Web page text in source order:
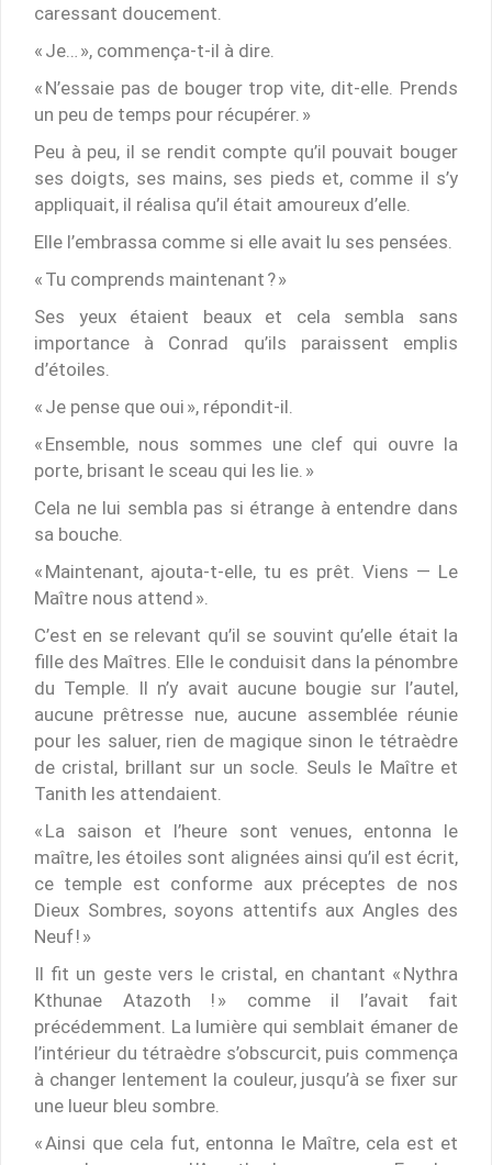
caressant doucement.
« Je… », commença-t-il à dire.
« N’essaie pas de bouger trop vite, dit-elle. Prends
un peu de temps pour récupérer. »
Peu à peu, il se rendit compte qu’il pouvait bouger
ses doigts, ses mains, ses pieds et, comme il s’y
appliquait, il réalisa qu’il était amoureux d’elle.
Elle l’embrassa comme si elle avait lu ses pensées.
« Tu comprends maintenant ? »
Ses yeux étaient beaux et cela sembla sans
importance à Conrad qu’ils paraissent emplis
d’étoiles.
« Je pense que oui », répondit-il.
« Ensemble, nous sommes une clef qui ouvre la
porte, brisant le sceau qui les lie. »
Cela ne lui sembla pas si étrange à entendre dans
sa bouche.
« Maintenant, ajouta-t-elle, tu es prêt. Viens — Le
Maître nous attend ».
C’est en se relevant qu’il se souvint qu’elle était la
fille des Maîtres. Elle le conduisit dans la pénombre
du Temple. Il n’y avait aucune bougie sur l’autel,
aucune prêtresse nue, aucune assemblée réunie
pour les saluer, rien de magique sinon le tétraèdre
de cristal, brillant sur un socle. Seuls le Maître et
Tanith les attendaient.
« La saison et l’heure sont venues, entonna le
maître, les étoiles sont alignées ainsi qu’il est écrit,
ce temple est conforme aux préceptes de nos
Dieux Sombres, soyons attentifs aux Angles des
Neuf ! »
Il fit un geste vers le cristal, en chantant « Nythra
Kthunae Atazoth ! » comme il l’avait fait
précédemment. La lumière qui semblait émaner de
l’intérieur du tétraèdre s’obscurcit, puis commença
à changer lentement la couleur, jusqu’à se fixer sur
une lueur bleu sombre.
« Ainsi que cela fut, entonna le Maître, cela est et